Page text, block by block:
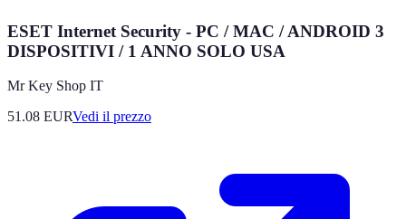
ESET Internet Security - PC / MAC / ANDROID 3
DISPOSITIVI / 1 ANNO SOLO USA
Mr Key Shop IT
51.08 EURVedi il prezzo